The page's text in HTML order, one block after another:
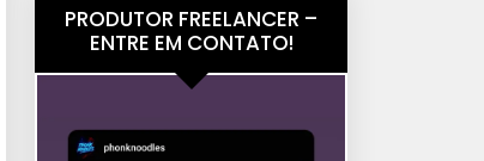
PRODUTOR FREELANCER –
ENTRE EM CONTATO!